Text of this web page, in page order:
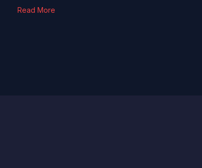
Read More